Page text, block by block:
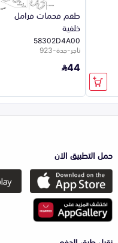
طقم فحمات فرامل
خلفية
58302D4A00
تاجر-جدة-923
44
حمل التطبيق الان